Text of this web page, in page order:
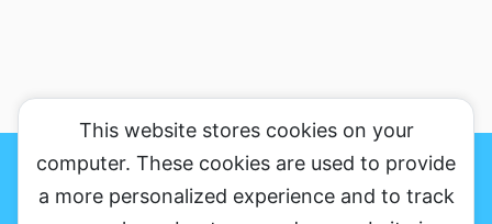
おかりんのブログの魅力、がっちり伝えますのサイトマップ
プライバシ
ーポリシー&免罪事項
お問い合わせ
ソーシャルメディアだから銀河まで発信する
This website stores cookies on your
computer. These cookies are used to provide
a more personalized experience and to track